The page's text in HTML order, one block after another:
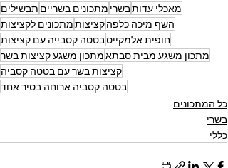
מאכלי עדותבשרי מתכונים בשריים תבשילים
השף מיכה כלפהקציצותמתכונים לקציצות
חופית אלמקייסבטטה קסבייה עם קציצות
מתכון משגע מבית סבתאמתכון משגע קציצות בשר
קציצות בשר עם בטטה קסביה
בטטה קסביה ארוחה בסיר אחד
כל המתכונים
בשרי
כללי